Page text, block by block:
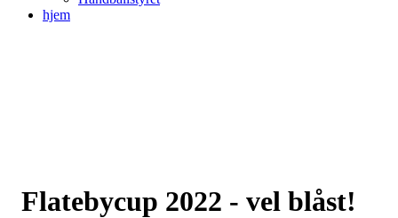
hjem
Flatebycup 2022 - vel blåst!